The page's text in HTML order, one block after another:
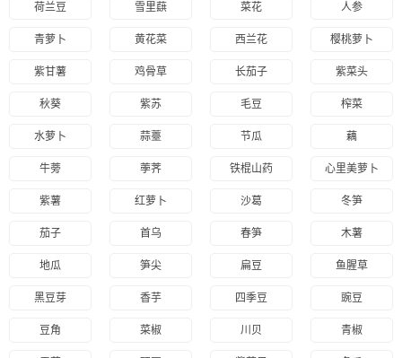
荷兰豆 雪里蕻 菜花 人参
青萝卜 黄花菜 西兰花 樱桃萝卜
紫甘薯 鸡骨草 长茄子 紫菜头
秋葵 紫苏 毛豆 榨菜
水萝卜 蒜薹 节瓜 藕
牛蒡 荸荠 铁棍山药 心里美萝卜
紫薯 红萝卜 沙葛 冬笋
茄子 首乌 春笋 木薯
地瓜 笋尖 扁豆 鱼腥草
黑豆芽 香芋 四季豆 豌豆
豆角 菜椒 川贝 青椒